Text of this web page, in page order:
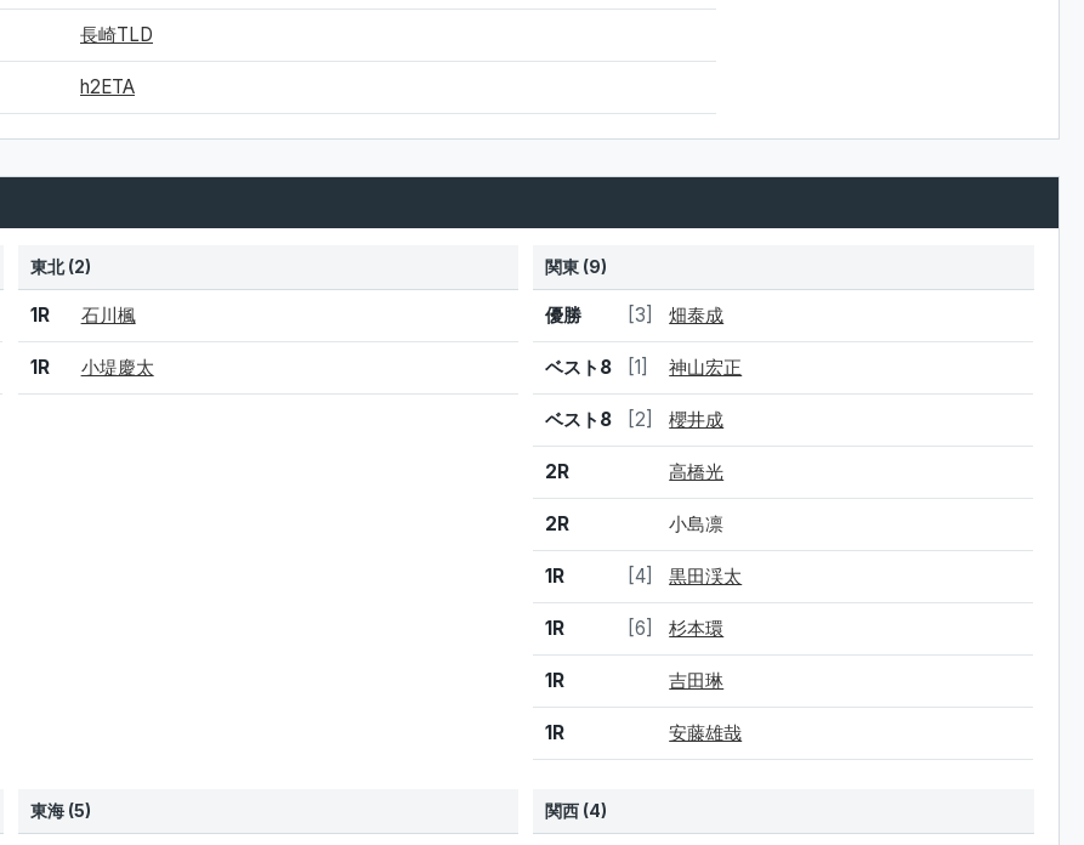
長崎TLD
h2ETA
東北 (2)
結果 シード
1R 石川楓
1R 小堤慶太
関東 (9)
結果 シード 選手名
優勝 [3] 畑泰成
ベスト8 [1] 神山宏正
ベスト8 [2] 櫻井成
2R 高橋光
2R 小島凛
1R [4] 黒田渓太
1R [6] 杉本環
1R 吉田琳
1R 安藤雄哉
東海 (5) 関西 (4)